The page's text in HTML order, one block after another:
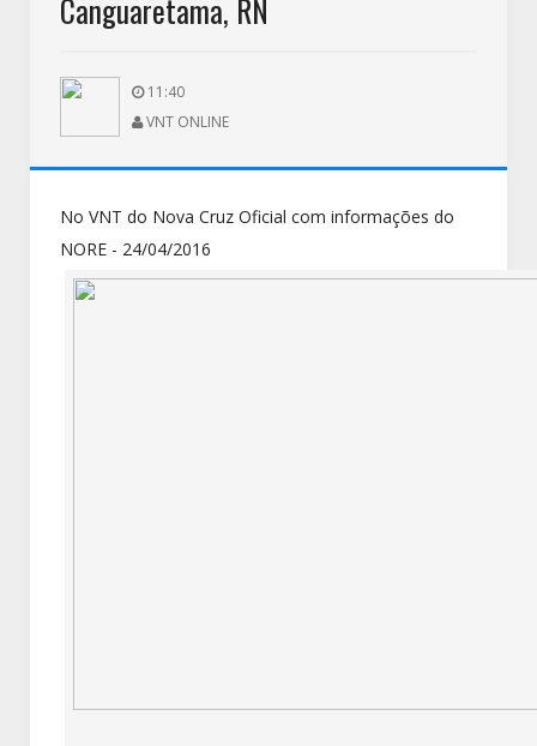
Canguaretama, RN
11:40
VNT ONLINE
No VNT do Nova Cruz Oficial com informações do
NORE - 24/04/2016